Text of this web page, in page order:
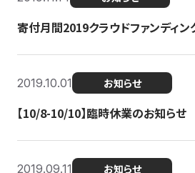
寄付月間2019クラウドファンディ
2019.10.01 お知らせ
【10/8-10/10】臨時休業のお知らせ
2019.09.11 お知らせ